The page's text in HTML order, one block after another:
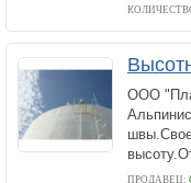
ООО
ПРОДАВЕЦ: